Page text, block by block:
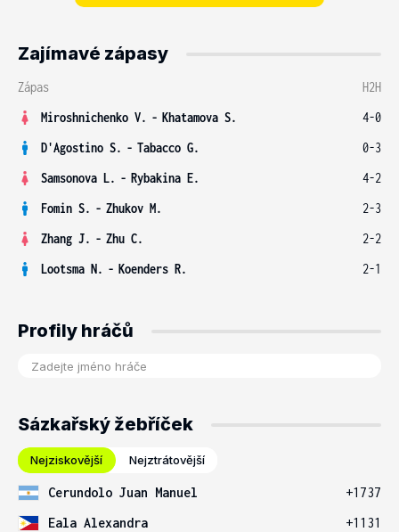
Zajímavé zápasy
Zápas
H2H
Miroshnichenko V. - Khatamova S.
4-0
D'Agostino S. - Tabacco G.
0-3
Samsonova L. - Rybakina E.
4-2
Fomin S. - Zhukov M.
2-3
Zhang J. - Zhu C.
2-2
Lootsma N. - Koenders R. 2-1
Profily hráčů
Sázkařský žebříček
Nejziskovější Nejztrátovější
Cerundolo Juan Manuel
+1737
Eala Alexandra
+1131